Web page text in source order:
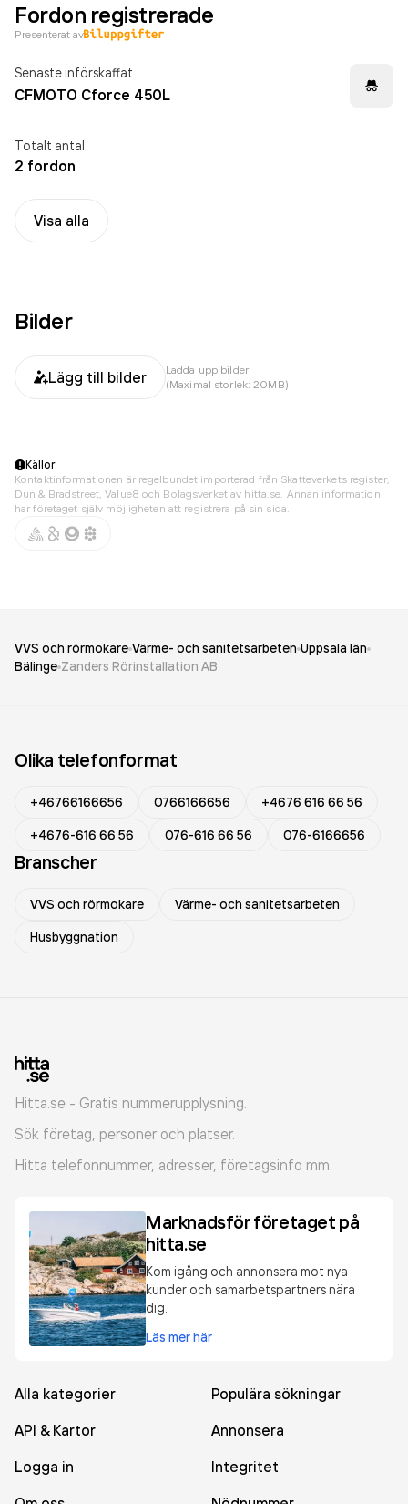
Fordon registrerade
Presenterat av
Senaste införskaffat
CFMOTO Cforce 450L
Totalt antal
2 fordon
Visa alla
Bilder
Lägg till bilder
Ladda upp bilder
(Maximal storlek: 20MB)
Källor
Kontaktinformationen är regelbundet importerad från Skatteverkets register,
Dun & Bradstreet, Value8 och Bolagsverket av hitta.se. Annan information
har företaget själv möjligheten att registrera på sin sida.
VVS och rörmokare Värme- och sanitetsarbeten Uppsala län
Bälinge Zanders Rörinstallation AB
Olika telefonformat
+46766166656 0766166656
+4676 616 66 56
+4676-616 66 56
076-616 66 56 076-6166656
Branscher
VVS och rörmokare
Värme- och sanitetsarbeten
Husbyggnation
Hitta.se - Gratis nummerupplysning.
Sök företag, personer och platser.
Hitta telefonnummer, adresser, företagsinfo mm.
Marknadsför företaget på
hitta.se
Kom igång och annonsera mot nya
kunder och samarbetspartners nära
dig.
Läs mer här
Alla kategorier
Populära sökningar
API & Kartor
Annonsera
Logga in
Integritet